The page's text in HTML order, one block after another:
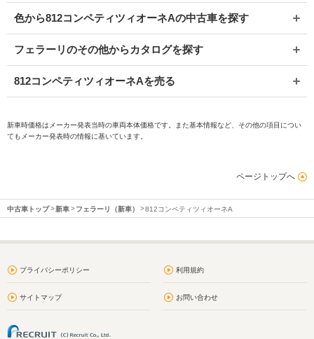
色から812コンペティツィオーネAの中古車を探す
フェラーリのその他からカタログを探す
812コンペティツィオーネAを売る
新車時価格はメーカー発表当時の車両本体価格です。また基本情報など、その他の項目につい
てもメーカー発表時の情報に基いています。
ページトップへ
中古車トップ 新車 フェラーリ（新車） 812コンペティツィオーネA
プライバシーポリシー 利用規約
サイトマップ お問い合わせ